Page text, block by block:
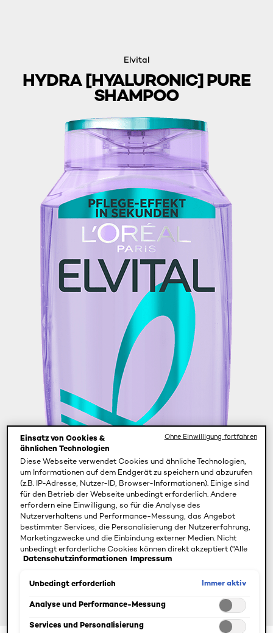
Elvital
HYDRA [HYALURONIC] PURE
SHAMPOO
Einsatz von Cookies &
ähnlichen Technologien
Diese Webseite verwendet Cookies und ähnliche Technologien,
um Informationen auf dem Endgerät zu speichern und abzurufen
(z.B. IP-Adresse, Nutzer-ID, Browser-Informationen). Einige sind
für den Betrieb der Webseite unbedingt erforderlich. Andere
erfordern eine Einwilligung, so für die Analyse des
Nutzerverhaltens und Performance-Messung, das Angebot
bestimmter Services, die Personalisierung der Nutzererfahrung,
Marketingzwecke und die Einbindung externer Medien. Nicht
unbedingt erforderliche Cookies können direkt akzeptiert ("Alle
akzeptieren") oder abgelehnt ("Ohne Einwilligung fortfahren")
ebenfalls möglich und speicherbar ("Auswahl speichern"). Die
angepasst werden. Für weitere Informationen s. unsere
Datenschutzinformationen Impressum
Unbedingt erforderlich Immer aktiv
Analyse und Performance-Messung
Services und Personalisierung
Ohne Einwilligung fortfahren